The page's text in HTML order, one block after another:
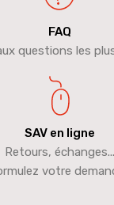
FAQ
questions les
SAV en ligne
Retours, échanges...
votre